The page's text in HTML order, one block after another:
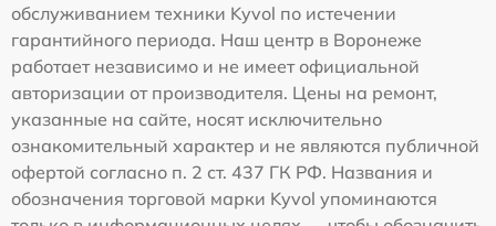
обслуживанием техники Kyvol по истечении
гарантийного периода. Наш центр в Воронеже
работает независимо и не имеет официальной
авторизации от производителя. Цены на ремонт,
указанные на сайте, носят исключительно
ознакомительный характер и не являются публичной
офертой согласно п. 2 ст. 437 ГК РФ. Названия и
обозначения торговой марки Kyvol упоминаются